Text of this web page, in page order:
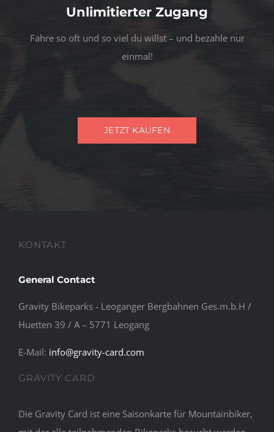
Unlimitierter Zugang
Fahre so oft und so viel du willst – und bezahle nur
einmal!
JETZT KAUFEN
KONTAKT
General Contact
Gravity Bikeparks - Leoganger Bergbahnen Ges.m.b.H /
Huetten 39 / A – 5771 Leogang
E-Mail: info@gravity-card.com
GRAVITY CARD
Die Gravity Card ist eine Saisonkarte für Mountainbiker,